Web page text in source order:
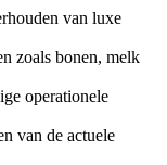
van luxe
zoals bonen, melk
operationele
van de actuele